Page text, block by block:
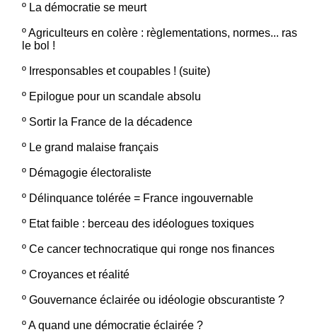
º La démocratie se meurt
ºAgriculteurs en colère : règlementations, normes... ras
le bol !
º Irresponsables et coupables ! (suite)
º Epilogue pour un scandale absolu
º Sortir la France de la décadence
º Le grand malaise français
º Démagogie électoraliste
º Délinquance tolérée = France ingouvernable
º Etat faible : berceau des idéologues toxiques
º Ce cancer technocratique qui ronge nos finances
º Croyances et réalité
º Gouvernance éclairée ou idéologie obscurantiste ?
ºA quand une démocratie éclairée ?